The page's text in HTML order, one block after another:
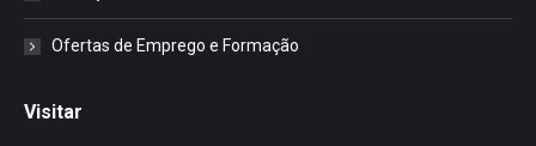
Ofertas de Emprego e Formação
Visitar